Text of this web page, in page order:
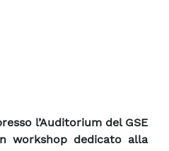
l’Auditorium del GSE
workshop dedicato alla